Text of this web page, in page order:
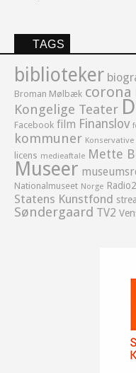
TAGS
biblioteker
Broman Mølbæk corona
Kongelige Teater
Facebook film Finanslov
kommuner Konservative
licens medieaftale Mette
Museer
Nationalmuseet Norge
Statens Kunstfond
Søndergaard TV2